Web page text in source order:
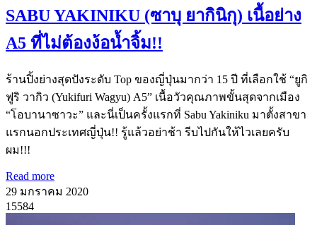
SABU YAKINIKU (ซาบุ ยากินิกุ) เนื้อย่าง
A5 ที่ไม่ต้องง้อน้ำจิ้ม!!
ร้านปิ้งย่างสุดปังระดับ Top ของญี่ปุ่นมากว่า 15 ปี ที่เลือกใช้ “ยูกิ
ฟูริ วากิว (Yukifuri Wagyu) A5” เนื้อวัวคุณภาพขั้นสุดจากเมือง
“โอบานาซาวะ” และนี่เป็นครั้งแรกที่ Sabu Yakiniku มาตั้งสาขา
แรกนอกประเทศญี่ปุ่น!! รู้แล้วอย่าช้า รีบไปกันให้ไวเลยครับ
ผม!!!
Read more
29 มกราคม 2020
15584